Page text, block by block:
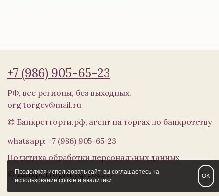
+7 (986) 905-65-23
РФ, все регионы, без выходных.
org.torgov@mail.ru
© Банкротторги.рф, агент на торгах по банкротству
whatsapp: +7 (986) 905-65-23
Политика обработки персональных данных
© Банкротторги.рф 2025 г.
Продолжая использовать сайт, вы соглашаетесь на
использование cookie и аналитики
OK